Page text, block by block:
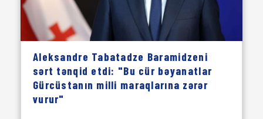
Aleksandre Tabatadze Baramidzeni
sərt tənqid etdi: "Bu cür bəyanatlar
Gürcüstanın milli maraqlarına zərər
vurur"